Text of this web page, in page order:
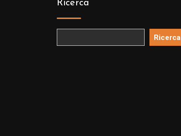
Ricerca
Ricerca